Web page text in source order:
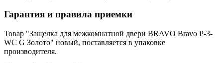
Гарантия и правила приемки
Товар "Защелка для межкомнатной двери BRAVO Bravo P-3-
WC G Золото" новый, поставляется в упаковке
производителя.